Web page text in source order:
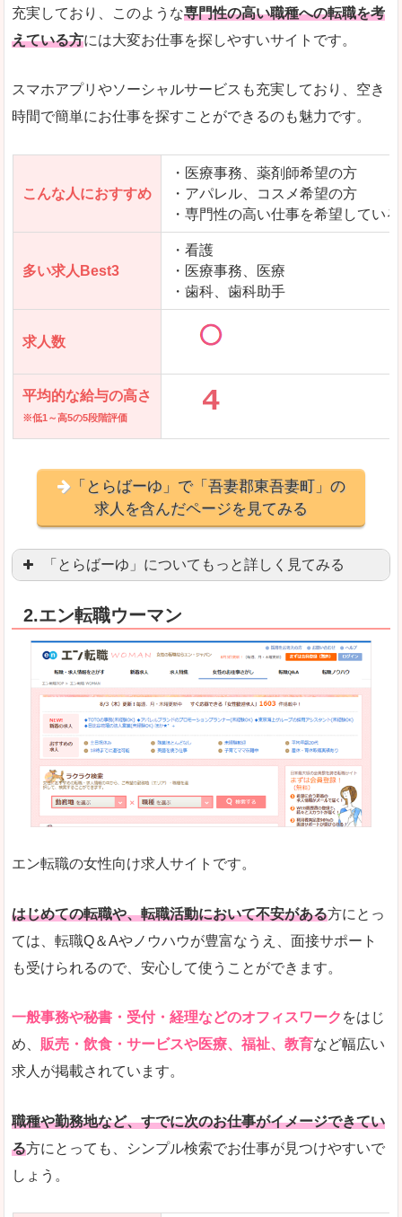
充実しており、このような専門性の高い職種への転職を考
えている方には大変お仕事を探しやすいサイトです。
スマホアプリやソーシャルサービスも充実しており、空き
時間で簡単にお仕事を探すことができるのも魅力です。
こんな人におすすめ
・医療事務、薬剤師希望の方
・アパレル、コスメ希望の方
・専門性の高い仕事を希望してい
多い求人Best3
・看護
・医療事務、医療
・歯科、歯科助手
求人数
平均的な給与の高さ
※低1～高5の5段階評価
「とらばーゆ」で「吾妻郡東吾妻町」の
求人を含んだページを見てみる
「とらばーゆ」についてもっと詳しく見てみる
良いところ
スマホアプリやソーシャルアカウントが充実して
「ファッション・ブランドページ」という検索
悪いところ
事務などのオフィスワークを探している方にとっ
専門性が強い部分があるので、逆に一般的なお仕
詳しい説明
とにかく、女性ならではの職種の専門性が高いの
また、アパレル・コスメ、エステ・ネイル・美容
人気度
専門性が高いので、これらのお仕事に転職を考
リクルートグループなので、大手という安心感も
使いやすさ
検索がしやすく、求人詳細にも画像やイラストな
2.エン転職ウーマン
エン転職の女性向け求人サイトです。
はじめての転職や、転職活動において不安がある方にとっ
ては、転職Q＆Aやノウハウが豊富なうえ、面接サポート
も受けられるので、安心して使うことができます。
一般事務や秘書・受付・経理などのオフィスワーク をはじ
め、 販売・飲食・サービスや医療、福祉、教育など幅広い
求人が掲載されています。
職種や勤務地など、すでに次のお仕事がイメージできてい
る方にとっても、シンプル検索でお仕事が見つけやすいで
しょう。